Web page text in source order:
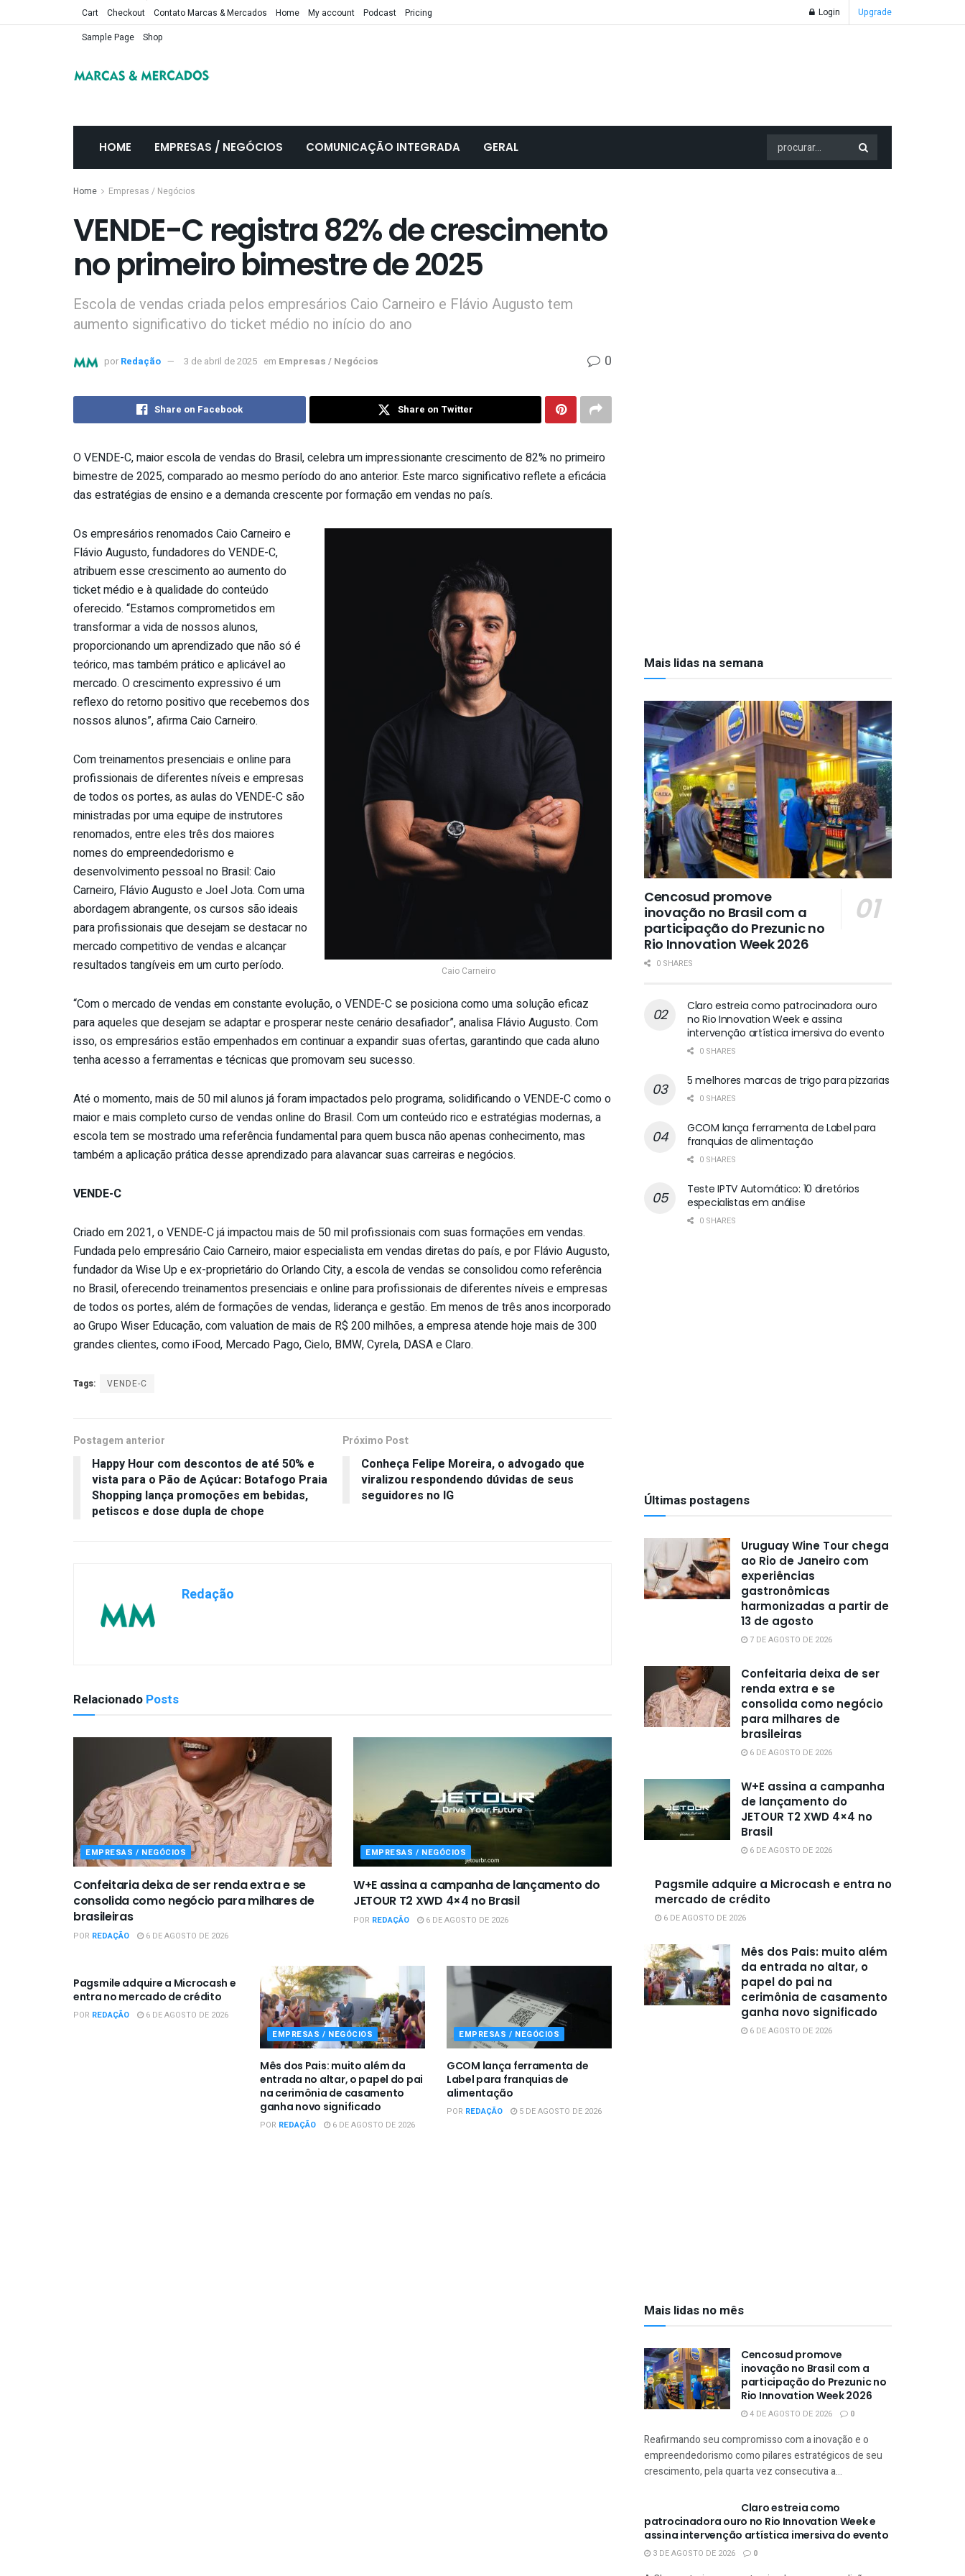
Cart Checkout Contato Marcas & Mercados Home My account Podcast
Pricing
Sample Page
Shop
Login Upgrade
HOME EMPRESAS / NEGÓCIOS COMUNICAÇÃO INTEGRADA GERAL
Home Empresas / Negócios
VENDE-C registra 82% de crescimento
no primeiro bimestre de 2025
Escola de vendas criada pelos empresários Caio Carneiro e Flávio Augusto tem
aumento significativo do ticket médio no início do ano
por Redação 3 de abril de 2025 em Empresas / Negócios 0
Share on Facebook Share on Twitter
O VENDE-C, maior escola de vendas do Brasil, celebra um impressionante crescimento de 82% no primeiro
bimestre de 2025, comparado ao mesmo período do ano anterior. Este marco significativo reflete a eficácia
das estratégias de ensino e a demanda crescente por formação em vendas no país.
Caio Carneiro
Os empresários renomados Caio Carneiro e
Flávio Augusto, fundadores do VENDE-C,
atribuem esse crescimento ao aumento do
ticket médio e à qualidade do conteúdo
oferecido. “Estamos comprometidos em
transformar a vida de nossos alunos,
proporcionando um aprendizado que não só é
teórico, mas também prático e aplicável ao
mercado. O crescimento expressivo é um
reflexo do retorno positivo que recebemos dos
nossos alunos”, afirma Caio Carneiro.
Com treinamentos presenciais e online para
profissionais de diferentes níveis e empresas
de todos os portes, as aulas do VENDE-C são
ministradas por uma equipe de instrutores
renomados, entre eles três dos maiores
nomes do empreendedorismo e
desenvolvimento pessoal no Brasil: Caio
Carneiro, Flávio Augusto e Joel Jota. Com uma
abordagem abrangente, os cursos são ideais
para profissionais que desejam se destacar no
mercado competitivo de vendas e alcançar
resultados tangíveis em um curto período.
“Com o mercado de vendas em constante evolução, o VENDE-C se posiciona como uma solução eficaz
para aqueles que desejam se adaptar e prosperar neste cenário desafiador”, analisa Flávio Augusto. Com
isso, os empresários estão empenhados em continuar a expandir suas ofertas, garantindo que cada aluno
tenha acesso a ferramentas e técnicas que promovam seu sucesso.
Até o momento, mais de 50 mil alunos já foram impactados pelo programa, solidificando o VENDE-C como o
maior e mais completo curso de vendas online do Brasil. Com um conteúdo rico e estratégias modernas, a
escola tem se mostrado uma referência fundamental para quem busca não apenas conhecimento, mas
também a aplicação prática desse aprendizado para alavancar suas carreiras e negócios.
VENDE-C
Criado em 2021, o VENDE-C já impactou mais de 50 mil profissionais com suas formações em vendas.
Fundada pelo empresário Caio Carneiro, maior especialista em vendas diretas do país, e por Flávio Augusto,
fundador da Wise Up e ex-proprietário do Orlando City, a escola de vendas se consolidou como referência
no Brasil, oferecendo treinamentos presenciais e online para profissionais de diferentes níveis e empresas
de todos os portes, além de formações de vendas, liderança e gestão. Em menos de três anos incorporado
ao Grupo Wiser Educação, com valuation de mais de R$ 200 milhões, a empresa atende hoje mais de 300
grandes clientes, como iFood, Mercado Pago, Cielo, BMW, Cyrela, DASA e Claro.
Tags: VENDE-C
Postagem anterior
Happy Hour com descontos de até 50% e
vista para o Pão de Açúcar: Botafogo Praia
Shopping lança promoções em bebidas,
petiscos e dose dupla de chope
Próximo Post
Conheça Felipe Moreira, o advogado que
viralizou respondendo dúvidas de seus
seguidores no IG
Redação
Relacionado Posts
EMPRESAS / NEGÓCIOS
Confeitaria deixa de ser renda extra e se
consolida como negócio para milhares de
brasileiras
POR REDAÇÃO 6 DE AGOSTO DE 2026
EMPRESAS / NEGÓCIOS
W+E assina a campanha de lançamento do
JETOUR T2 XWD 4×4 no Brasil
POR REDAÇÃO 6 DE AGOSTO DE 2026
Pagsmile adquire a Microcash e
entra no mercado de crédito
POR REDAÇÃO
6 DE AGOSTO DE 2026
EMPRESAS / NEGÓCIOS
Mês dos Pais: muito além da
entrada no altar, o papel do pai
na cerimônia de casamento
ganha novo significado
POR REDAÇÃO 6 DE AGOSTO DE 2026
EMPRESAS / NEGÓCIOS
GCOM lança ferramenta de
Label para franquias de
alimentação
POR REDAÇÃO 5 DE AGOSTO DE 2026
Mais lidas na semana
Cencosud promove
inovação no Brasil com a
participação do Prezunic no
Rio Innovation Week 2026
0 SHARES
Claro estreia como patrocinadora ouro
no Rio Innovation Week e assina
intervenção artística imersiva do evento
0 SHARES
5 melhores marcas de trigo para pizzarias
0 SHARES
GCOM lança ferramenta de Label para
franquias de alimentação
0 SHARES
Teste IPTV Automático: 10 diretórios
especialistas em análise
0 SHARES
Últimas postagens
Uruguay Wine Tour chega
ao Rio de Janeiro com
experiências
gastronômicas
harmonizadas a partir de
13 de agosto
7 DE AGOSTO DE 2026
Confeitaria deixa de ser
renda extra e se
consolida como negócio
para milhares de
brasileiras
6 DE AGOSTO DE 2026
W+E assina a campanha
de lançamento do
JETOUR T2 XWD 4×4 no
Brasil
6 DE AGOSTO DE 2026
Pagsmile adquire a Microcash e entra no
mercado de crédito
6 DE AGOSTO DE 2026
Mês dos Pais: muito além
da entrada no altar, o
papel do pai na
cerimônia de casamento
ganha novo significado
6 DE AGOSTO DE 2026
Mais lidas no mês
Cencosud promove
inovação no Brasil com a
participação do Prezunic no
Rio Innovation Week 2026
4 DE AGOSTO DE 2026 0
Reafirmando seu compromisso com a inovação e o
empreendedorismo como pilares estratégicos de seu
crescimento, pela quarta vez consecutiva a...
Claro estreia como
patrocinadora ouro no Rio Innovation Week e
assina intervenção artística imersiva do evento
3 DE AGOSTO DE 2026 0